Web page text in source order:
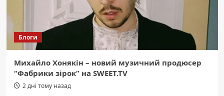
Блоги
Михайло Хонякін – новий музичний продюсер
“Фабрики зірок” на SWEET.TV
2 дні тому назад